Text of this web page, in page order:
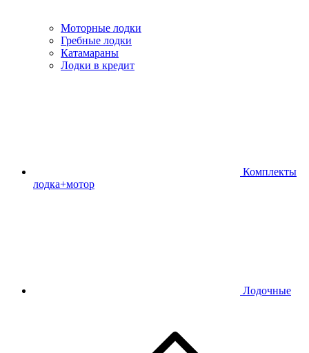
Моторные лодки
Гребные лодки
Катамараны
Лодки в кредит
Комплекты
лодка+мотор
Лодочные